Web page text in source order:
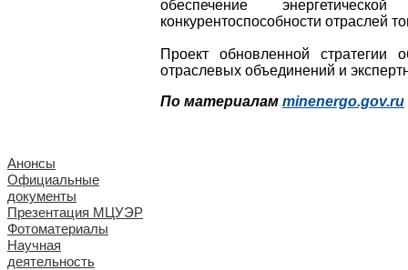
обеспечение
конкурентоспособности отраслей
Проект обновленной стратегии
отраслевых объединений и
По материалам minenergo.gov.ru
Анонсы
Официальные
документы
Презентация МЦУЭР
Фотоматериалы
Научная
деятельность